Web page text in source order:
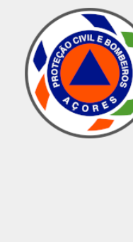
01 agosto 2018
No dia 29
Riders
o Serviço
onde
e um pouco